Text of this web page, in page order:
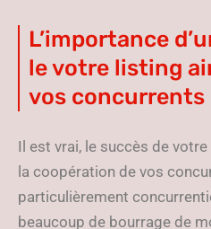
L’importance
le votre listing
vos concurrents
Il est vrai, le succès de
la coopération de vos
particulièrement
beaucoup de bourrage de